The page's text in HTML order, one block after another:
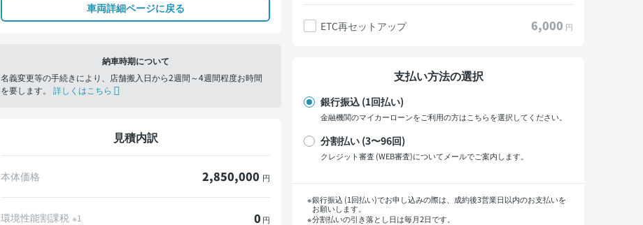
車両詳細ページに戻る
納車時期について
名義変更等の手続きにより、店舗搬入日から2週間～4週間程度お時間
を要します。 詳しくはこちら
見積内訳
本体価格 2,850,000 円
環境性能割課税 ※1 0 円
ETC再セットアップ 6,000 円
支払い方法の選択
銀行振込 (1回払い)
金融機関のマイカーローンをご利用の方はこちらを選択してください。
分割払い (3〜96回)
クレジット審査 (WEB審査)についてメールでご案内します。
支払い回数
銀行振込 (1回払い)でお申し込みの際は、成約後3営業日以内のお支払いを
お願いします。
分割払いの引き落とし日は毎月2日です。